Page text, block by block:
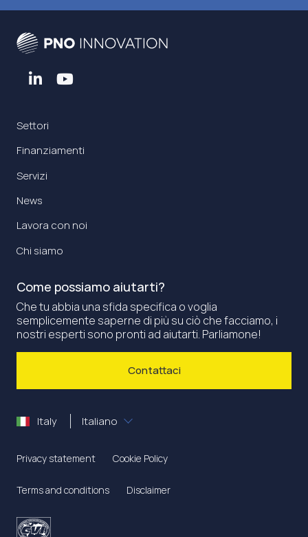
Settori
Finanziamenti
Servizi
News
Lavora con noi
Chi siamo
Come possiamo aiutarti?
Che tu abbia una sfida specifica o voglia
semplicemente saperne di più su ciò che facciamo, i
nostri esperti sono pronti ad aiutarti. Parliamone!
Contattaci
Italy Italiano
Privacy statement Cookie Policy
Terms and conditions Disclaimer